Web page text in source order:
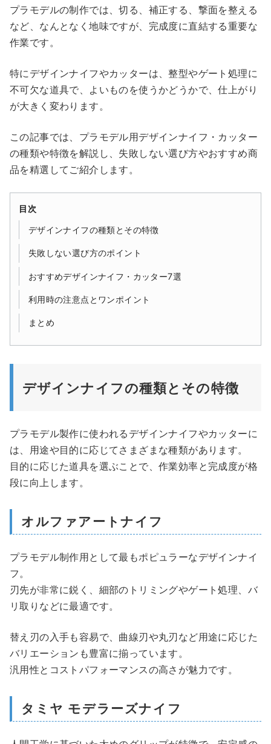
プラモデルの制作では、切る、補正する、撃面を整える
など、なんとなく地味ですが、完成度に直結する重要な
作業です。
特にデザインナイフやカッターは、整型やゲート処理に
不可欠な道具で、よいものを使うかどうかで、仕上がり
が大きく変わります。
この記事では、プラモデル用デザインナイフ・カッター
の種類や特徴を解説し、失敗しない選び方やおすすめ商
品を精選してご紹介します。
目次
デザインナイフの種類とその特徴
失敗しない選び方のポイント
おすすめデザインナイフ・カッター7選
利用時の注意点とワンポイント
まとめ
デザインナイフの種類とその特徴
プラモデル製作に使われるデザインナイフやカッターに
は、用途や目的に応じてさまざまな種類があります。
目的に応じた道具を選ぶことで、作業効率と完成度が格
段に向上します。
オルファアートナイフ
プラモデル制作用として最もポピュラーなデザインナイ
フ。
刃先が非常に鋭く、細部のトリミングやゲート処理、バ
リ取りなどに最適です。
替え刃の入手も容易で、曲線刃や丸刃など用途に応じた
バリエーションも豊富に揃っています。
汎用性とコストパフォーマンスの高さが魅力です。
タミヤ モデラーズナイフ